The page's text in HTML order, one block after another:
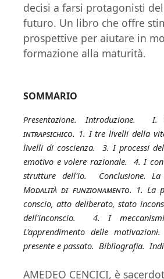
decisi a farsi protagonisti
futuro. Un libro che offre
prospettive per aiutare in
formazione alla maturità.
SOMMARIO
Presentazione.Introduzione.I.
intrapsichico. 1. I tre livelli della
livelli di coscienza. 3. I processi
emotivo e volere razionale. 4. I
strutture dell'io. Conclusione.
Modalità di funzionamento. 1. La
conscio, atto deliberato, stato
dell'inconscio. 4. I
L'apprendimento delle
presente e passato. Bibliografia.
AMEDEO CENCICI, è